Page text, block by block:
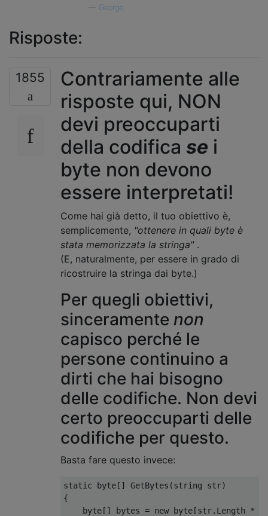
George,
Risposte:
1855
Contrariamente alle
risposte qui, NON
devi preoccuparti
della codifica se i
byte non devono
essere interpretati!
Come hai già detto, il tuo obiettivo è,
semplicemente, "ottenere in quali byte è
stata memorizzata la stringa".
(E, naturalmente, per essere in grado di
ricostruire la stringa dai byte.)
Per quegli obiettivi,
sinceramente non
capisco perché le
persone continuino a
dirti che hai bisogno
delle codifiche. Non devi
certo preoccuparti delle
codifiche per questo.
Basta fare questo invece:
static byte[] GetBytes (string str)
{
byte[] bytes = new byte[str. Length *